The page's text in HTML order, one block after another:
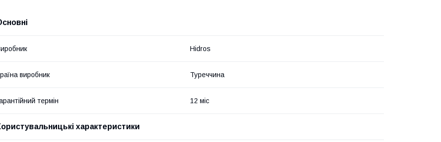
Hidros
виробник Туреччина
термін 12 міс
характеристики